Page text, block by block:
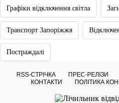
Графіки відключення світла
Транспорт Запоріжжя
Постраждалі
RSS-СТРІЧКА ПРЕС-РЕЛІЗИ
КОНТАКТИ
ПОЛІТИКА